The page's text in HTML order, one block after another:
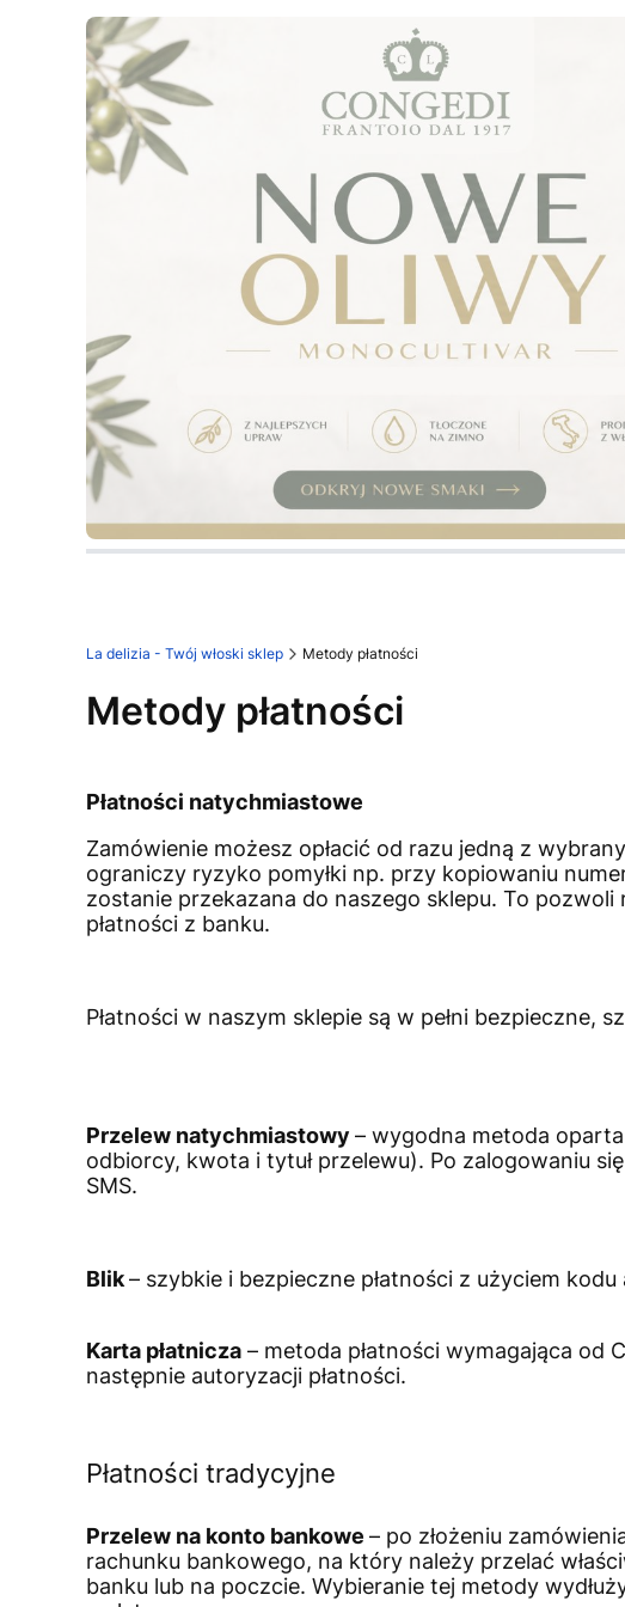
Naciśnij Enter lub spację, aby otworzyć stronę.
Naciśnij Enter lub spację, aby otworzyć stronę.
Naciśnij Enter lub spację, aby otworzyć stronę.
Naciśnij Enter lub spację, aby otworzyć stronę.
Naciśnij Enter lub spację, aby otworzyć stronę.
Naciśnij Enter lub spację, aby otworzyć stronę.
La delizia - Twój włoski sklep Metody płatności
Metody płatności
Płatności natychmiastowe
Zamówienie możesz opłacić od razu jedną z
ograniczy ryzyko pomyłki np. przy kopiowaniu
zostanie przekazana do naszego sklepu. To
płatności z banku.
Płatności w naszym sklepie są w pełni bezpieczne,
Przelew natychmiastowy – wygodna metoda
odbiorcy, kwota i tytuł przelewu). Po zalogowaniu
SMS.
Blik– szybkie i bezpieczne płatności z użyciem
Karta płatnicza – metoda płatności wymagająca od
następnie autoryzacji płatności.
Płatności tradycyjne
Przelew na konto bankowe – po złożeniu
rachunku bankowego, na który należy przelać
banku lub na poczcie. Wybieranie tej metody